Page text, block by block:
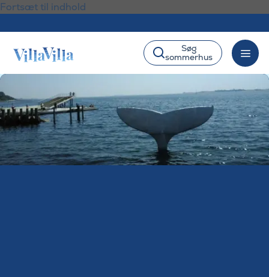
Fortsæt til indhold
Søg
sommerhus